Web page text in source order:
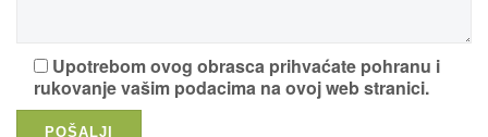
Upotrebom ovog obrasca prihvaćate pohranu i
rukovanje vašim podacima na ovoj web stranici.